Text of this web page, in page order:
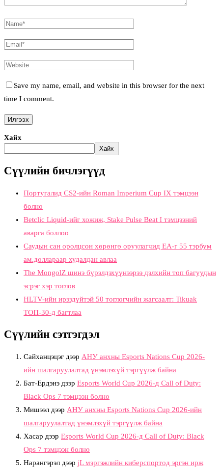
Save my name, email, and website in this browser for the next
time I comment.
Хайх
Хайх
Сүүлийн бичлэгүүд
Португалид CS2-ийн Roman Imperium Cup IX тэмцээн
болно
Betclic Liquid-ийг хожиж, Stake Pulse Beat I тэмцээний
аварга боллоо
Саудын сан оролцсон хөрөнгө оруулагчид EA-г 55 тэрбум
ам.доллараар худалдан авлаа
The MongolZ шинэ бүрэлдэхүүнээрээ дэлхийн топ багуудын
эсрэг хэр тоглов
HLTV-ийн ирээдүйтэй 50 тоглогчийн жагсаалт: Tikuak
ТОП-30-д багтлаа
Сүүлийн сэтгэгдэл
Сайханцэцэг дээр АНУ анхны Esports Nations Cup 2026-
ийн шалгаруулалтад үнэмлэхүй тэргүүлж байна
Бат-Ердэнэ дээр Esports World Cup 2026-д Call of Duty:
Black Ops 7 тэмцээн болно
Мишээл дээр АНУ анхны Esports Nations Cup 2026-ийн
шалгаруулалтад үнэмлэхүй тэргүүлж байна
Хасар дээр Esports World Cup 2026-д Call of Duty: Black
Ops 7 тэмцээн болно
Нарангэрэл дээр jL мэргэжлийн киберспортод эргэн ирж